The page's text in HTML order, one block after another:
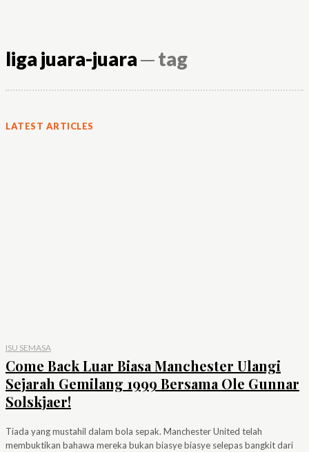
liga juara-juara─ tag
LATEST ARTICLES
ISU SEMASA
Come Back Luar Biasa Manchester Ulangi
Sejarah Gemilang 1999 Bersama Ole Gunnar
Solskjaer!
Tiada yang mustahil dalam bola sepak. Manchester United telah
membuktikan bahawa mereka bukan biasye biasye selepas bangkit dari